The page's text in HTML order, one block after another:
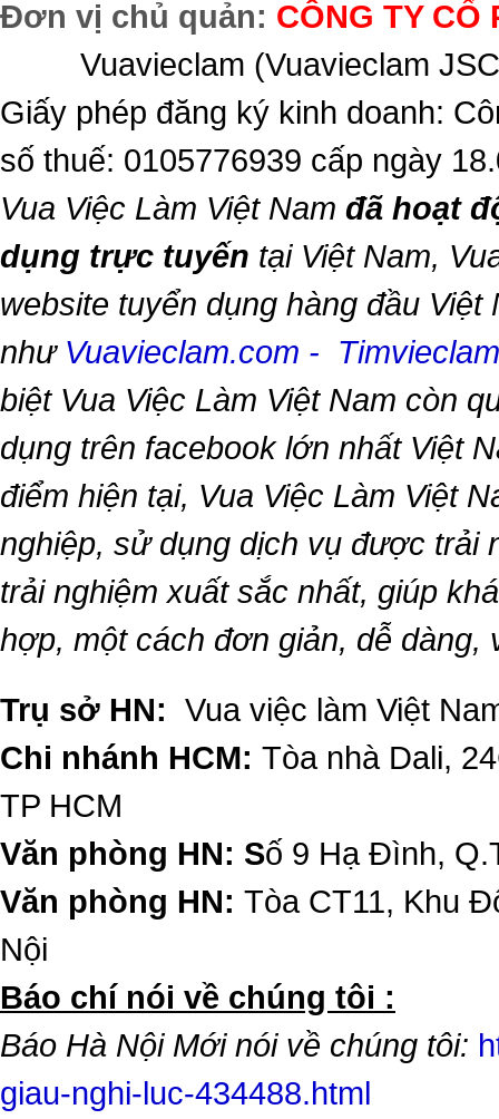
Đơn vị chủ quản: CÔNG TY CỔ
Vuavieclam (Vuavieclam
Giấy phép đăng ký kinh doanh:
số thuế: 0105776939 cấp ngày
Vua Việc Làm Việt Nam đã hoạt
dụng trực tuyến tại Việt Nam,
website tuyển dụng hàng đầu Việt
như Vuavieclam.com -
biệt Vua Việc Làm Việt Nam còn
dụng trên facebook lớn nhất Việt
điểm hiện tại, Vua Việc Làm Việt
nghiệp, sử dụng dịch vụ được trải
trải nghiệm xuất sắc nhất, giúp
hợp, một cách đơn giản, dễ dàng,
Trụ sở HN: Vua việc làm Việt
Chi nhánh HCM: Tòa nhà Dali,
TP HCM
Văn phòng HN: Số 9 Hạ Đình,
Văn phòng HN: Tòa CT11, Khu
Nội
​Báo chí nói về chúng tôi :
Báo Hà Nội Mới nói về chúng tôi:
giau-nghi-luc-434488.html